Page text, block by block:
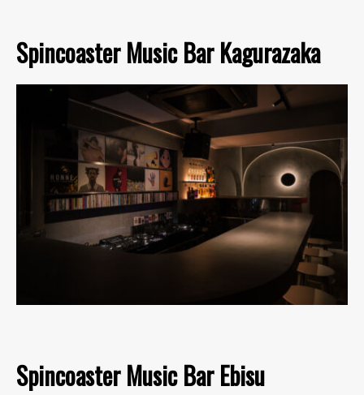
Spincoaster Music Bar Kagurazaka
Spincoaster Music Bar Ebisu